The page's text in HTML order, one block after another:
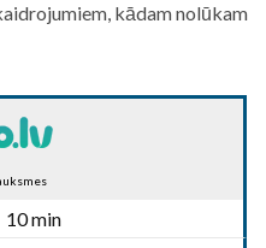
kādam nolūkam
10 min